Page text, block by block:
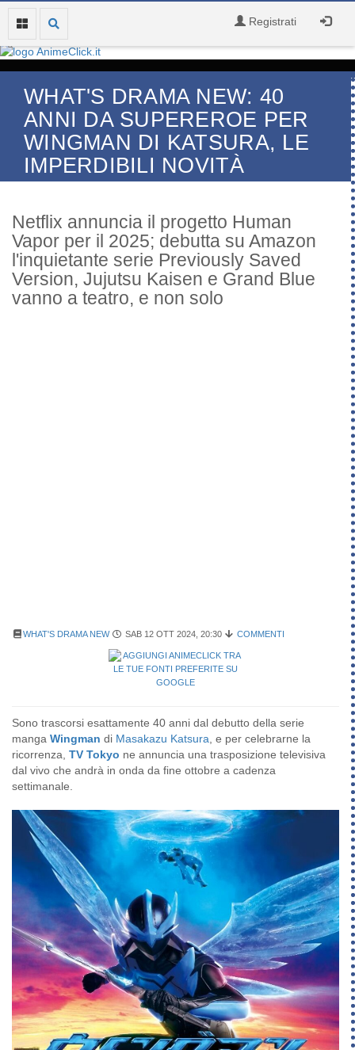
Registrati
WHAT'S DRAMA NEW: 40
ANNI DA SUPEREROE PER
WINGMAN DI KATSURA, LE
IMPERDIBILI NOVITÀ
Netflix annuncia il progetto Human
Vapor per il 2025; debutta su Amazon
l'inquietante serie Previously Saved
Version, Jujutsu Kaisen e Grand Blue
vanno a teatro, e non solo
WHAT'S DRAMA NEW SAB 12 OTT 2024, 20:30 COMMENTI
Sono trascorsi esattamente 40 anni dal debutto della serie
manga Wingman di Masakazu Katsura , e per celebrarne la
ricorrenza, TV Tokyo ne annuncia una trasposizione televisiva
dal vivo che andrà in onda da fine ottobre a cadenza
settimanale.